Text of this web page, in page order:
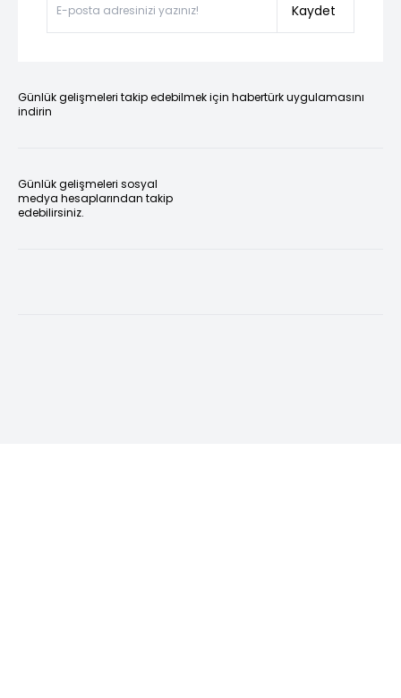
Kaydet
Günlük gelişmeleri takip edebilmek için habertürk uygulamasını
indirin
Günlük gelişmeleri sosyal
medya hesaplarından takip
edebilirsiniz.